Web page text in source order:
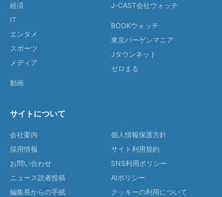
経済
IT
エンタメ
スポーツ
メディア
動画
J-CAST会社ウォッチ
BOOKウォッチ
東京バーゲンマニア
Jタウンネット
ゼロまる
サイトについて
会社案内
採用情報
お問い合わせ
ニュース読者投稿
編集長からの手紙
個人情報保護方針
サイト利用規約
SNS利用ポリシー
AIポリシー
クッキーの利用について